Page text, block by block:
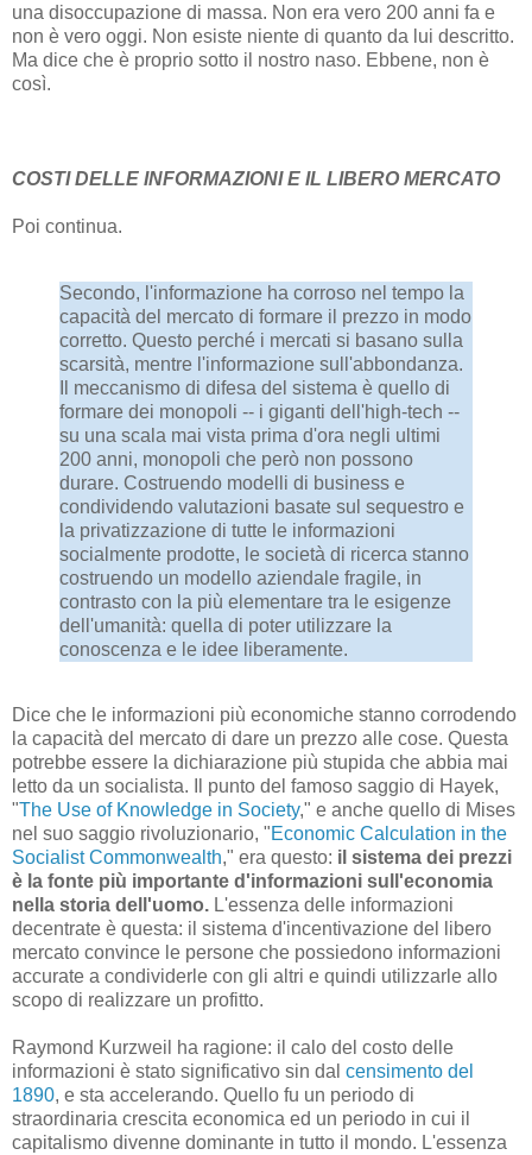
una disoccupazione di massa. Non era vero 200 anni fa e
non è vero oggi. Non esiste niente di quanto da lui descritto.
Ma dice che è proprio sotto il nostro naso. Ebbene, non è
così.
COSTI DELLE INFORMAZIONI E IL LIBERO MERCATO
Poi continua.
Secondo, l'informazione ha corroso nel tempo la
capacità del mercato di formare il prezzo in modo
corretto. Questo perché i mercati si basano sulla
scarsità, mentre l'informazione sull'abbondanza.
Il meccanismo di difesa del sistema è quello di
formare dei monopoli -- i giganti dell'high-tech --
su una scala mai vista prima d'ora negli ultimi
200 anni, monopoli che però non possono
durare. Costruendo modelli di business e
condividendo valutazioni basate sul sequestro e
la privatizzazione di tutte le informazioni
socialmente prodotte, le società di ricerca stanno
costruendo un modello aziendale fragile, in
contrasto con la più elementare tra le esigenze
dell'umanità: quella di poter utilizzare la
conoscenza e le idee liberamente.
Dice che le informazioni più economiche stanno corrodendo
la capacità del mercato di dare un prezzo alle cose. Questa
potrebbe essere la dichiarazione più stupida che abbia mai
letto da un socialista. Il punto del famoso saggio di Hayek,
"The Use of Knowledge in Society," e anche quello di Mises
nel suo saggio rivoluzionario, "Economic Calculation in the
Socialist Commonwealth," era questo: il sistema dei prezzi
è la fonte più importante d'informazioni sull'economia
nella storia dell'uomo. L'essenza delle informazioni
decentrate è questa: il sistema d'incentivazione del libero
mercato convince le persone che possiedono informazioni
accurate a condividerle con gli altri e quindi utilizzarle allo
scopo di realizzare un profitto.
Raymond Kurzweil ha ragione: il calo del costo delle
informazioni è stato significativo sin dal censimento del
1890, e sta accelerando. Quello fu un periodo di
straordinaria crescita economica ed un periodo in cui il
capitalismo divenne dominante in tutto il mondo. L'essenza